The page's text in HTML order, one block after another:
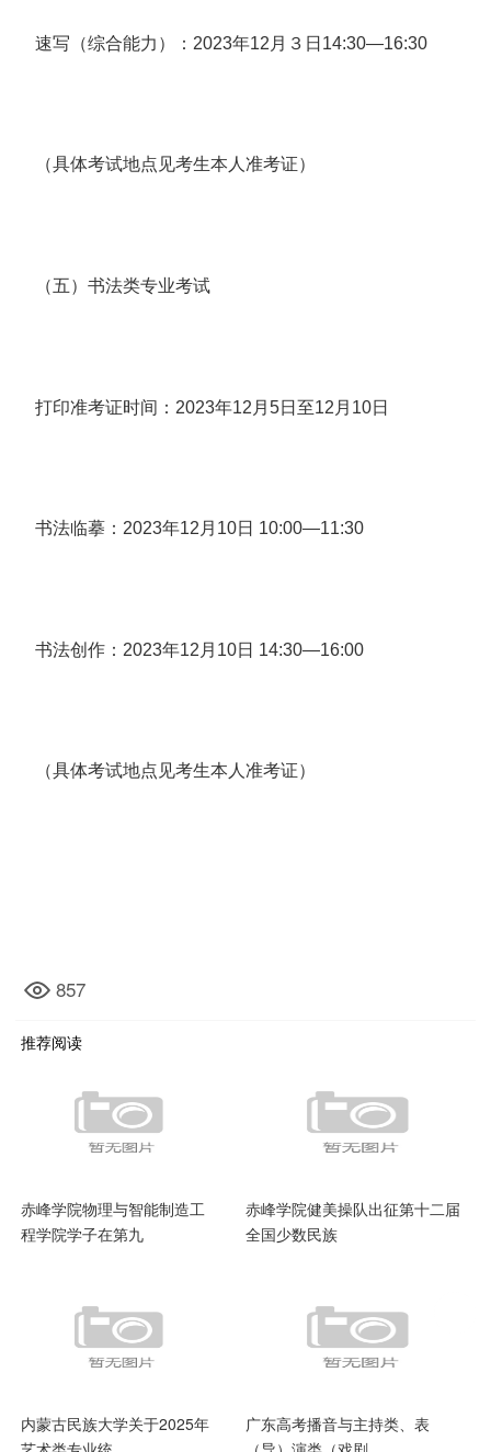
速写（综合能力）：2023年12月３日14:30—16:30
（具体考试地点见考生本人准考证）
（五）书法类专业考试
打印准考证时间：2023年12月5日至12月10日
书法临摹：2023年12月10日 10:00—11:30
书法创作：2023年12月10日 14:30—16:00
（具体考试地点见考生本人准考证）
857
推荐阅读
赤峰学院物理与智能制造工
程学院学子在第九
赤峰学院健美操队出征第十二届
全国少数民族
内蒙古民族大学关于2025年
广东高考播音与主持类、表